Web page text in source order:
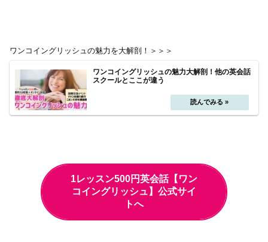
ワンコイングリッシュの魅力を大解剖！＞＞＞
ワンコイングリッシュの魅力大解剖！他の英会話
スクールとここが違う
1レッスン500円英会話【ワン
コイングリッシュ】公式サイ
トへ